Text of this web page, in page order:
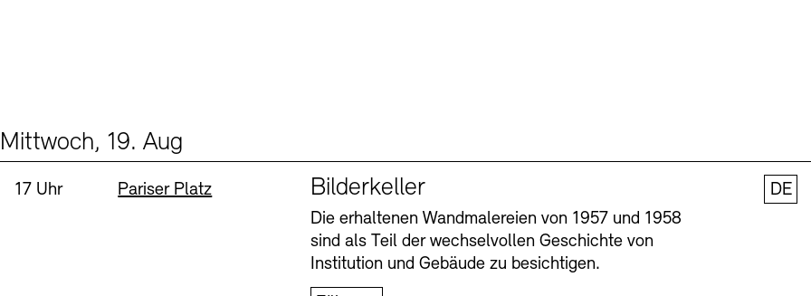
Mittwoch, 19. Aug
Uhrzeit:
17 Uhr Standort
Pariser Platz Bilderkeller
Die erhaltenen Wandmalereien von 1957 und 1958
sind als Teil der wechselvollen Geschichte von
Institution und Gebäude zu besichtigen.
DE